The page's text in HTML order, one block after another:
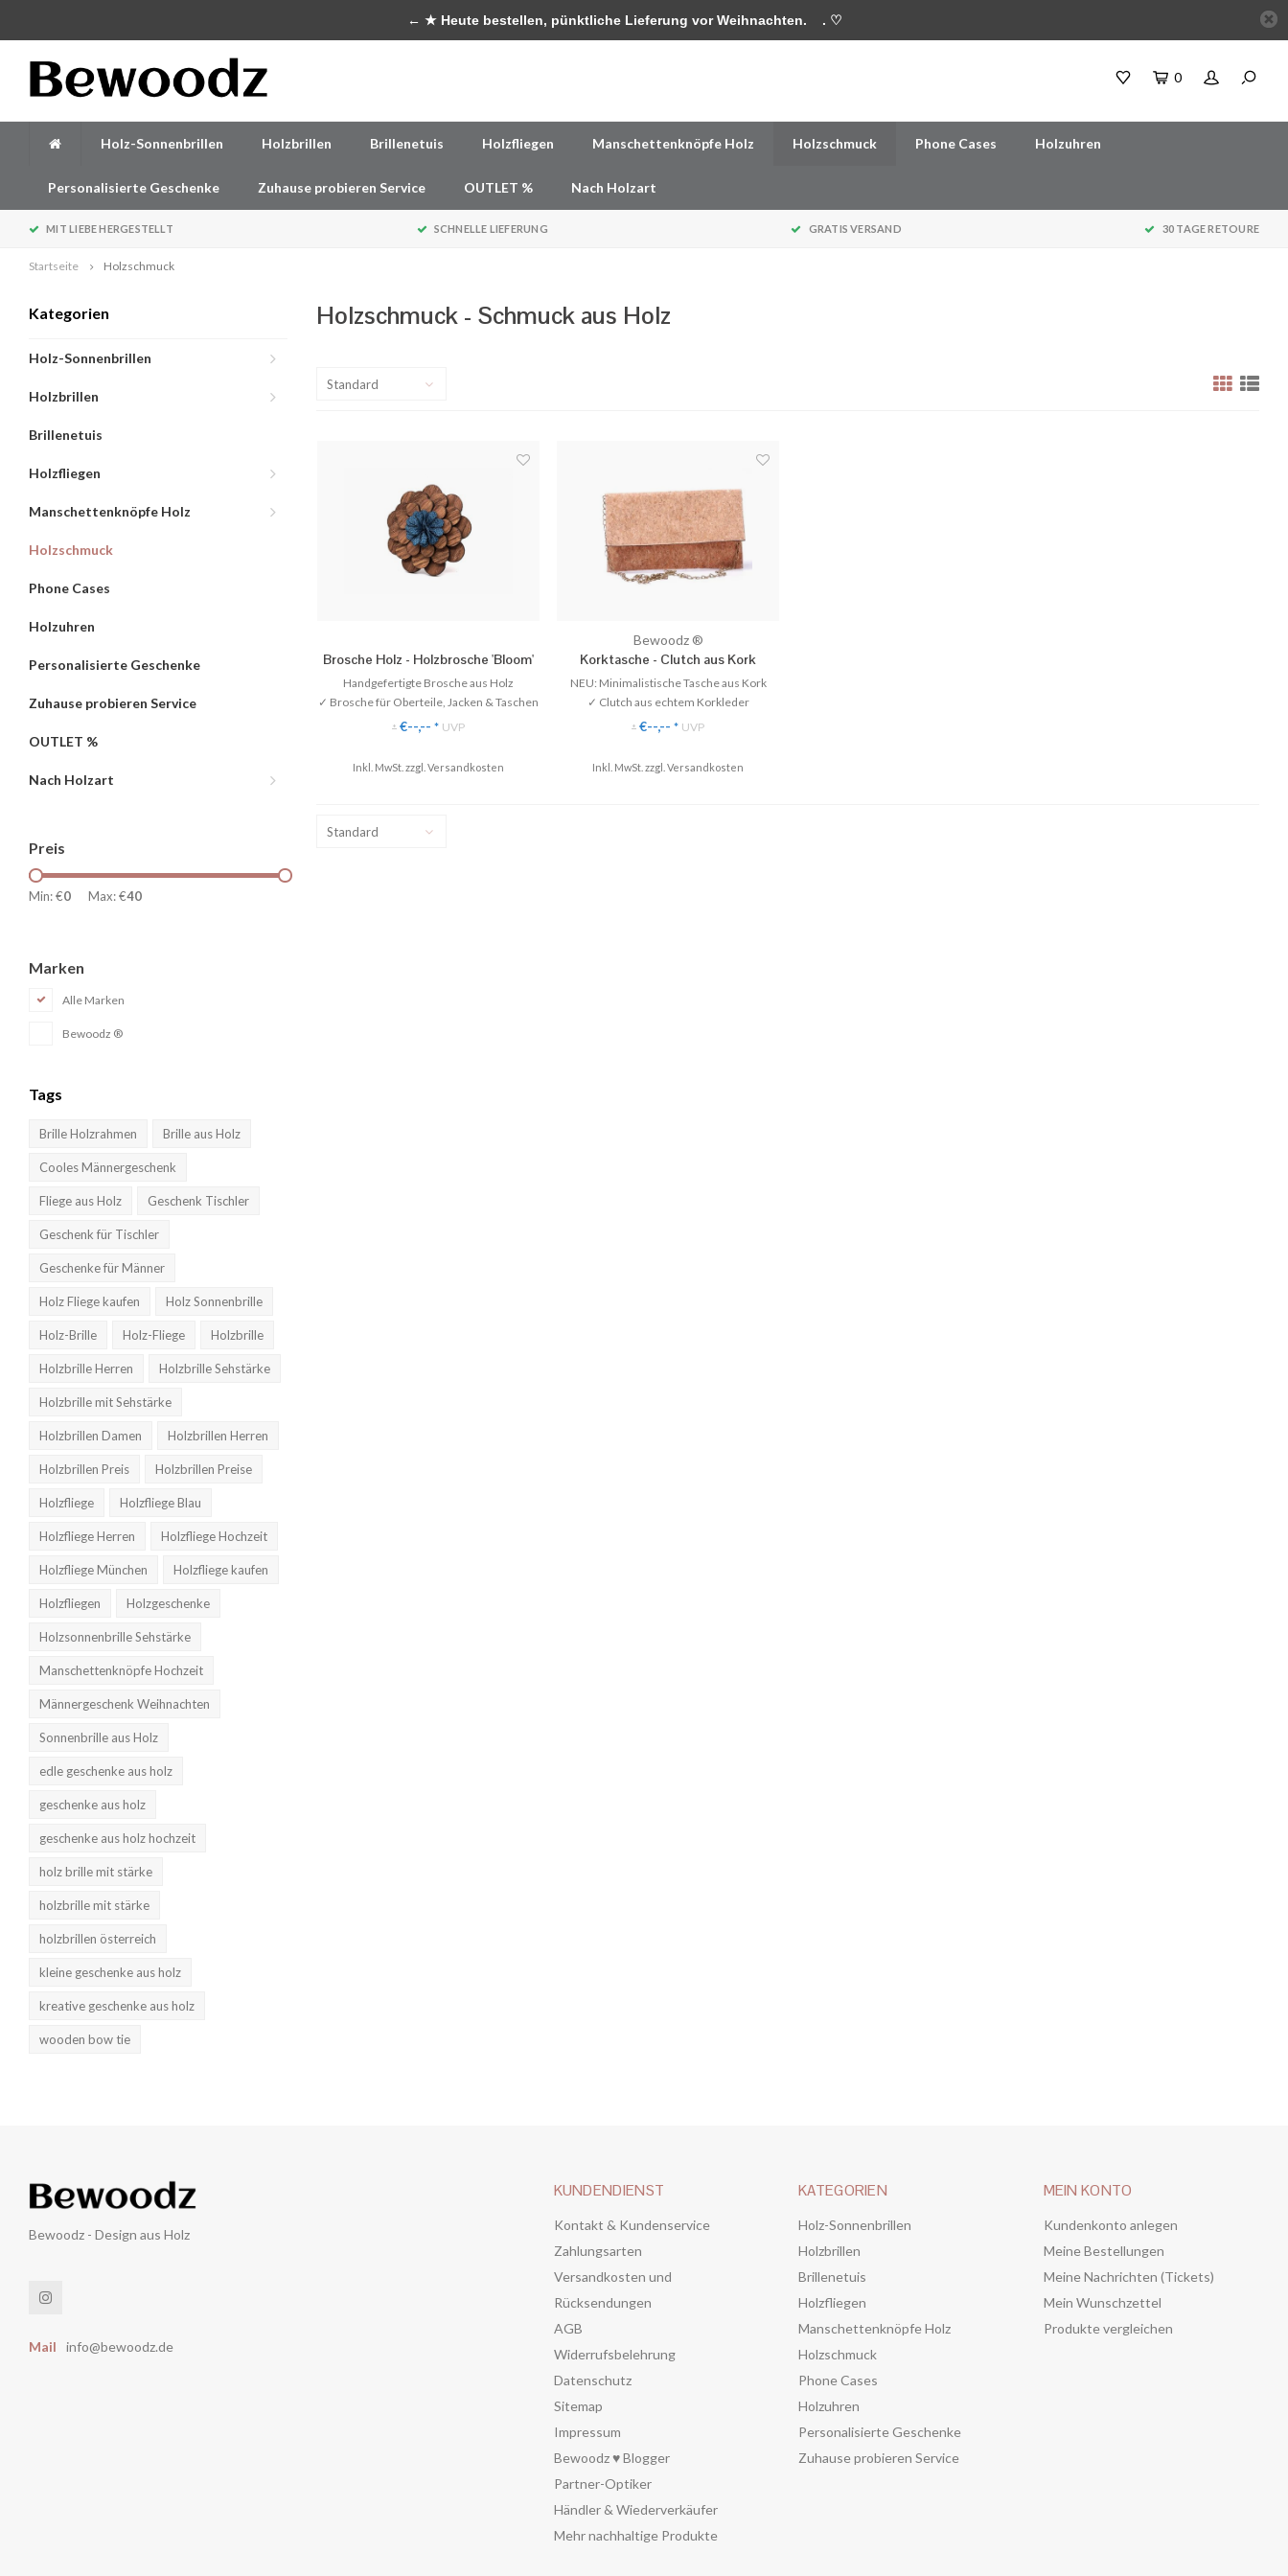
0
Holz-Sonnenbrillen Holzbrillen Brillenetuis Holzfliegen Manschettenknöpfe Holz Holzschmuck Phone Cases Holzuhren
Personalisierte Geschenke Zuhause probieren Service OUTLET % Nach Holzart
MIT LIEBE HERGESTELLT SCHNELLE LIEFERUNG GRATIS VERSAND 30 TAGE RETOURE
Startseite Holzschmuck
Kategorien
Holz-Sonnenbrillen
Holzbrillen
Brillenetuis
Holzfliegen
Manschettenknöpfe Holz
Holzschmuck
Phone Cases
Holzuhren
Personalisierte Geschenke
Zuhause probieren Service
OUTLET %
Nach Holzart
Preis
Min: €0 Max: €40
Marken
Alle Marken
Bewoodz ®
Tags
Brille Holzrahmen Brille aus Holz
Cooles Männergeschenk
Fliege aus Holz Geschenk Tischler
Geschenk für Tischler
Geschenke für Männer
Holz Fliege kaufen Holz Sonnenbrille
Holz-Brille Holz-Fliege Holzbrille
Holzbrille Herren Holzbrille Sehstärke
Holzbrille mit Sehstärke
Holzbrillen Damen Holzbrillen Herren
Holzbrillen Preis Holzbrillen Preise
Holzfliege Holzfliege Blau
Holzfliege Herren Holzfliege Hochzeit
Holzfliege München Holzfliege kaufen
Holzfliegen Holzgeschenke
Holzsonnenbrille Sehstärke
Manschettenknöpfe Hochzeit
Männergeschenk Weihnachten
Sonnenbrille aus Holz
edle geschenke aus holz
geschenke aus holz
geschenke aus holz hochzeit
holz brille mit stärke
holzbrille mit stärke
holzbrillen österreich
kleine geschenke aus holz
kreative geschenke aus holz
wooden bow tie
Holzschmuck - Schmuck aus Holz
Standard
Brosche Holz - Holzbrosche 'Bloom'
Handgefertigte Brosche aus Holz
✓ Brosche für Oberteile, Jacken & Taschen
✓ Perfekter Kontrast zu Leder & Wolle
* €--,-- * UVP
Inkl. MwSt. zzgl. Versandkosten
Bewoodz ®
Korktasche - Clutch aus Kork
NEU: Minimalistische Tasche aus Kork
✓ Clutch aus echtem Korkleder
✓ Mit oder ohne Kette tragbar
* €--,-- * UVP
Inkl. MwSt. zzgl. Versandkosten
Standard
Bewoodz - Design aus Holz
Mail info@bewoodz.de
KUNDENDIENST
Kontakt & Kundenservice
Zahlungsarten
Versandkosten und
Rücksendungen
AGB
Widerrufsbelehrung
Datenschutz
Sitemap
Impressum
Bewoodz ♥ Blogger
Partner-Optiker
Händler & Wiederverkäufer
Mehr nachhaltige Produkte
KATEGORIEN
Holz-Sonnenbrillen
Holzbrillen
Brillenetuis
Holzfliegen
Manschettenknöpfe Holz
Holzschmuck
Phone Cases
Holzuhren
Personalisierte Geschenke
Zuhause probieren Service
MEIN KONTO
Kundenkonto anlegen
Meine Bestellungen
Meine Nachrichten (Tickets)
Mein Wunschzettel
Produkte vergleichen
← ★ Heute bestellen, pünktliche Lieferung vor Weihnachten. . ♡